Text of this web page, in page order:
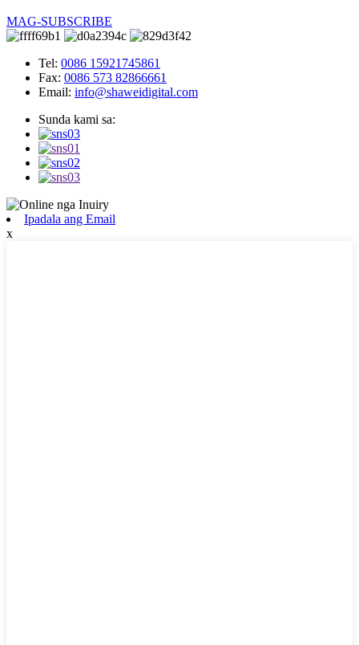
MAG-SUBSCRIBE
Tel: 0086 15921745861
Fax: 0086 573 82866661
Email: info@shaweidigital.com
Sunda kami sa:
Ipadala ang Email
x